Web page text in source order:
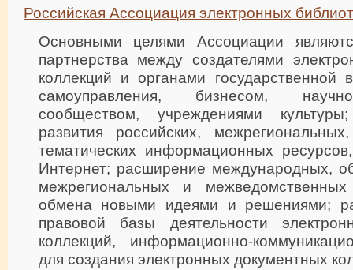
Российская Ассоциация электронных
Основными целями Ассоциации
партнерства между создателями
коллекций и органами государственной
самоуправления, бизнесом, научно-
сообществом, учреждениями
развития российских,
тематических информационных
Интернет; расширение международных,
межрегиональных и
обмена новыми идеями и решениями;
правовой базы деятельности
коллекций, информационно-
для создания электронных документных